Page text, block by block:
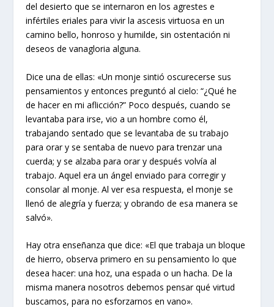
del desierto que se internaron en los agrestes e
infértiles eriales para vivir la ascesis virtuosa en un
camino bello, honroso y humilde, sin ostentación ni
deseos de vanagloria alguna.
Dice una de ellas: «Un monje sintió oscurecerse sus
pensamientos y entonces preguntó al cielo: “¿Qué he
de hacer en mi aflicción?” Poco después, cuando se
levantaba para irse, vio a un hombre como él,
trabajando sentado que se levantaba de su trabajo
para orar y se sentaba de nuevo para trenzar una
cuerda; y se alzaba para orar y después volvía al
trabajo. Aquel era un ángel enviado para corregir y
consolar al monje. Al ver esa respuesta, el monje se
llenó de alegría y fuerza; y obrando de esa manera se
salvó».
Hay otra enseñanza que dice: «El que trabaja un bloque
de hierro, observa primero en su pensamiento lo que
desea hacer: una hoz, una espada o un hacha. De la
misma manera nosotros debemos pensar qué virtud
buscamos, para no esforzarnos en vano».